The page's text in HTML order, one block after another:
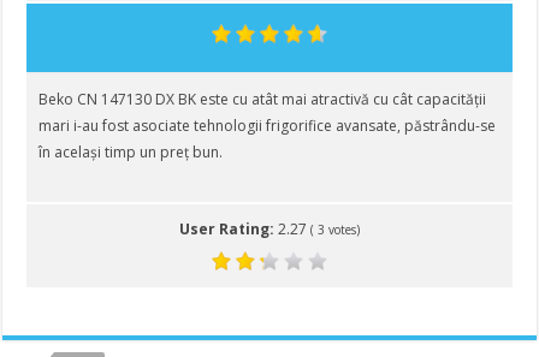
Beko CN 147130 DX BK este cu atât mai atractivă cu cât capacității
mari i-au fost asociate tehnologii frigorifice avansate, păstrându-se
în același timp un preț bun.
User Rating: 2.27 ( 3 votes)